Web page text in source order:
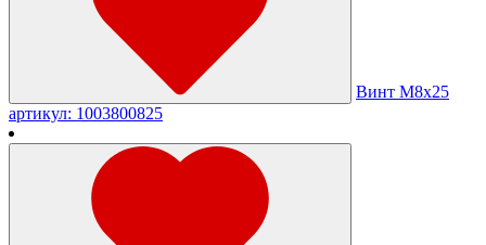
Винт М8х25
артикул: 1003800825